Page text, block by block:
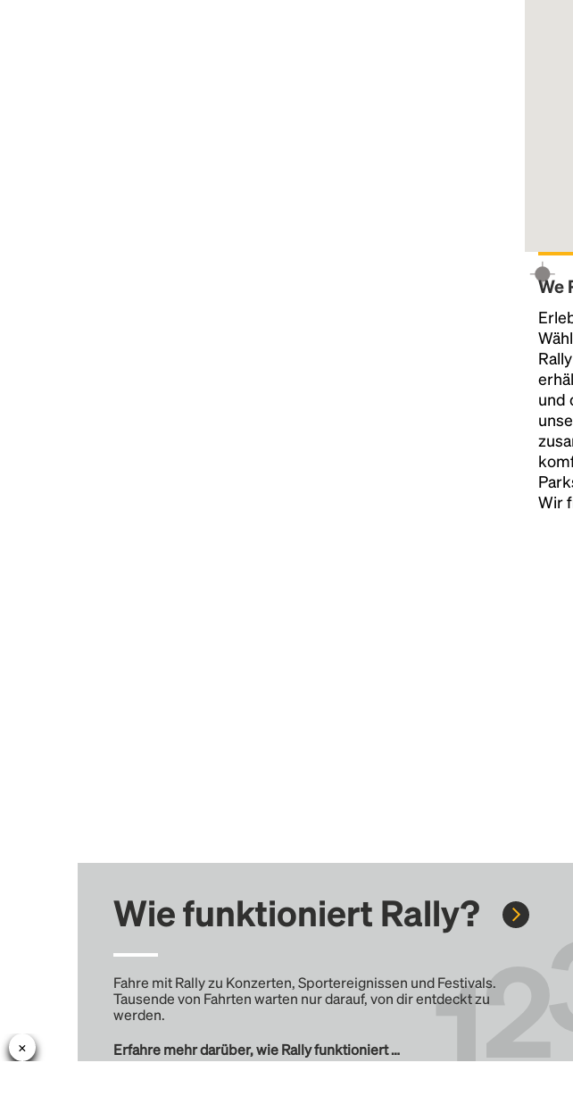
We
und
Wir
Wie funktioniert Rally?
Fahre mit Rally zu Konzerten, Sportereignissen und Festivals.
Tausende von Fahrten warten nur darauf, von dir entdeckt zu
werden.
Erfahre mehr darüber, wie Rally funktioniert …
dummy text
unknown
scrambled it to
has survived not
the leap into